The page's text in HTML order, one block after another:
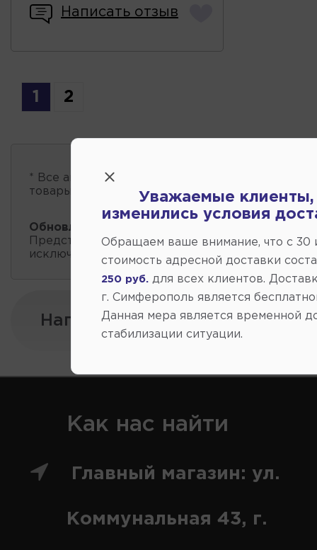
Написать отзыв
1 2
* Все автозапчасти
товары проходит несколько раз в сутки.
Обновление остатков и цен:
Представленные данные о запчастях на этой
исключительно информационный характер.
Напишите нам:
Как нас найти
Главный магазин: ул.
Коммунальная 43, г.
Уважаемые клиенты,
изменились условия
Обращаем ваше внимание, что c 30
стоимость адресной доставки
250 руб. для всех клиентов.
г. Симферополь является
Данная мера является временной
стабилизации ситуации.